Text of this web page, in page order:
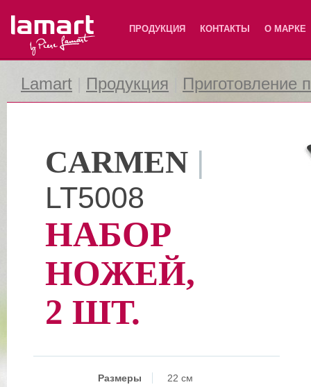
Lamart ПРОДУКЦИЯ КОНТАКТЫ О МАРКЕ
Lamart Продукция Приготовление
CARMEN |
LT5008
НАБОР
НОЖЕЙ,
2 ШТ.
Размеры
22 см